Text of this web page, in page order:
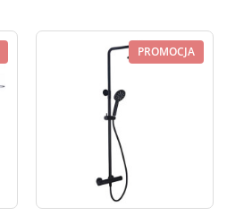
PROMOCJA